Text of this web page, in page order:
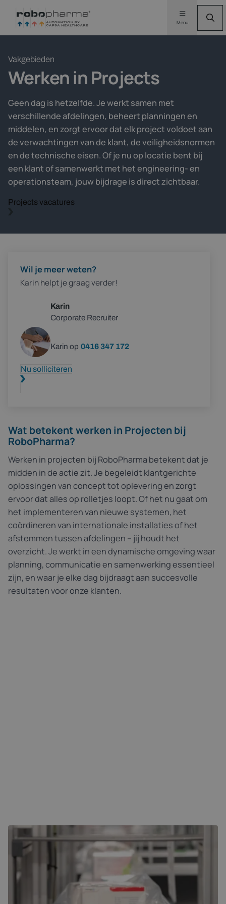
Menu
Vakgebieden
Werken inProjects
Geen dag is hetzelfde. Je werkt samen met
verschillende afdelingen, beheert planningen en
middelen, en zorgt ervoor dat elk project voldoet aan
de verwachtingen van de klant, de veiligheidsnormen
en de technische eisen. Of je nu op locatie bent bij
een klant of samenwerkt met het engineering- en
operationsteam, jouw bijdrage is direct zichtbaar.
Projects vacatures
Wil je meer weten?
Karin helpt je graag verder!
Karin
Corporate Recruiter
Bel Karin op 0416 347 172
Nu solliciteren
Wat betekent werken in Projecten bij
RoboPharma?
Werken in projecten bij RoboPharma betekent dat je
midden in de actie zit. Je begeleidt klantgerichte
oplossingen van concept tot oplevering en zorgt
ervoor dat alles op rolletjes loopt. Of het nu gaat om
het implementeren van nieuwe systemen, het
coördineren van internationale installaties of het
afstemmen tussen afdelingen – jij houdt het
overzicht. Je werkt in een dynamische omgeving waar
planning, communicatie en samenwerking essentieel
zijn, en waar je elke dag bijdraagt aan succesvolle
resultaten voor onze klanten.
Welke vaardigheden zoeken we in
Projecten?
We zoeken mensen die sterk zijn in organiseren,
communiceren en schakelen. Je hebt een talent voor
het bewaken van deadlines, het aansturen van teams